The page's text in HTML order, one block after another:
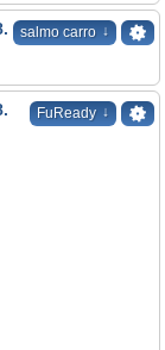
salmo carro ↓
FuReady ↓